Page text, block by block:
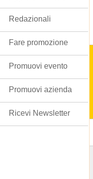
Redazionali
Fare promozione
Promuovi evento
Promuovi azienda
Ricevi Newsletter